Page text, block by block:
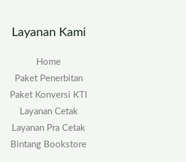
Layanan Kami
Home
Paket Penerbitan
Paket Konversi KTI
Layanan Cetak
Layanan Pra Cetak
Bintang Bookstore